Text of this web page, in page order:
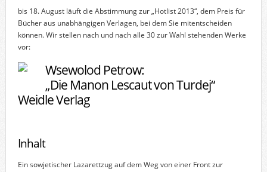
bis 18. August läuft die Abstimmung zur „Hotlist 2013“, dem Preis für
Bücher aus unabhängigen Verlagen, bei dem Sie mitentscheiden
können. Wir stellen nach und nach alle 30 zur Wahl stehenden Werke
vor:
Wsewolod Petrow:
„Die Manon Lescaut von Turdej“
Weidle Verlag
Inhalt
Ein sowjetischer Lazarettzug auf dem Weg von einer Front zur